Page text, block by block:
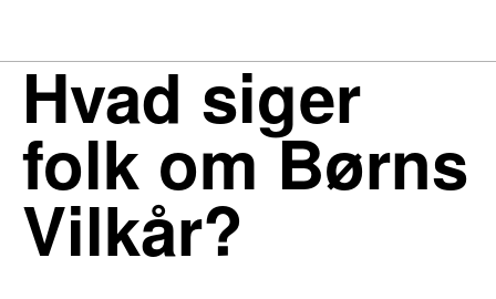
Hvad siger
folk om Børns
Vilkår?